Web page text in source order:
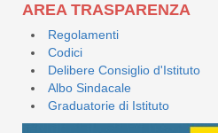
AREA TRASPARENZA
Regolamenti
Codici
Delibere Consiglio d'Istituto
Albo Sindacale
Graduatorie di Istituto